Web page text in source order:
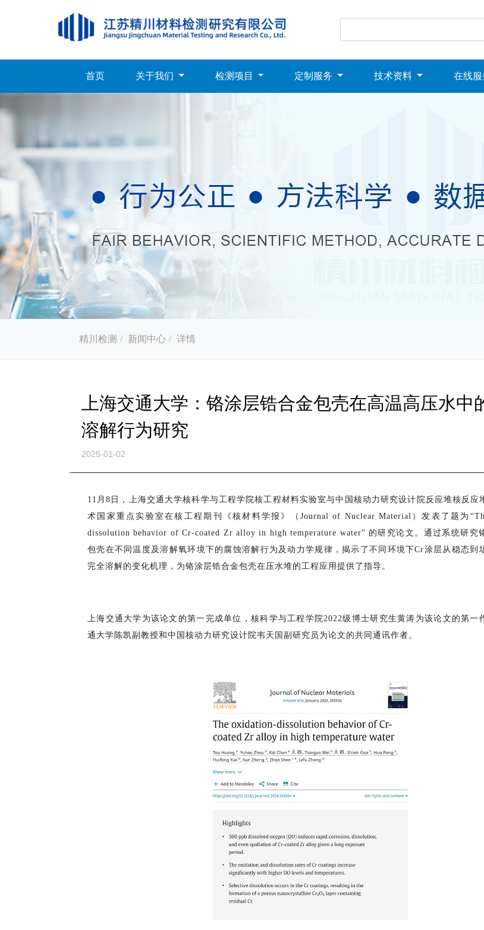
首页 关于我们 检测项目 定制服务 技术资料 在线服
精川检测 新闻中心 详情
上海交通大学：铬涂层锆合金包壳在高温高压水中
溶解行为研究
2025-01-02
11月8日，上海交通大学核科学与工程学院核工程材料实验室与中国核动力研究设计院反应堆核反应
术国家重点实验室在核工程期刊《核材料学报》（Journal of Nuclear Material）发表了题为
dissolution behavior of Cr-coated Zr alloy in high temperature water” 的研究论文。通过系统研究
包壳在不同温度及溶解氧环境下的腐蚀溶解行为及动力学规律，揭示了不同环境下Cr涂层从稳态到
完全溶解的变化机理，为铬涂层锆合金包壳在压水堆的工程应用提供了指导。
上海交通大学为该论文的第一完成单位，核科学与工程学院2022级博士研究生黄涛为该论文的第一
通大学陈凯副教授和中国核动力研究设计院韦天国副研究员为论文的共同通讯作者。